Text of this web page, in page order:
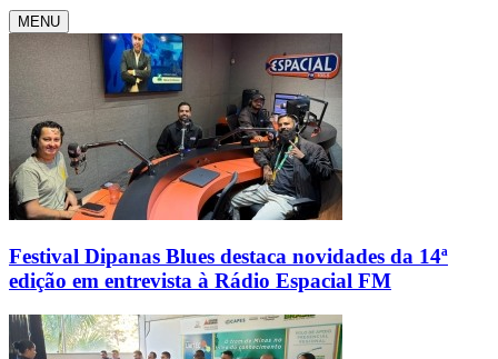
MENU
Festival Dipanas Blues destaca novidades da 14ª
edição em entrevista à Rádio Espacial FM